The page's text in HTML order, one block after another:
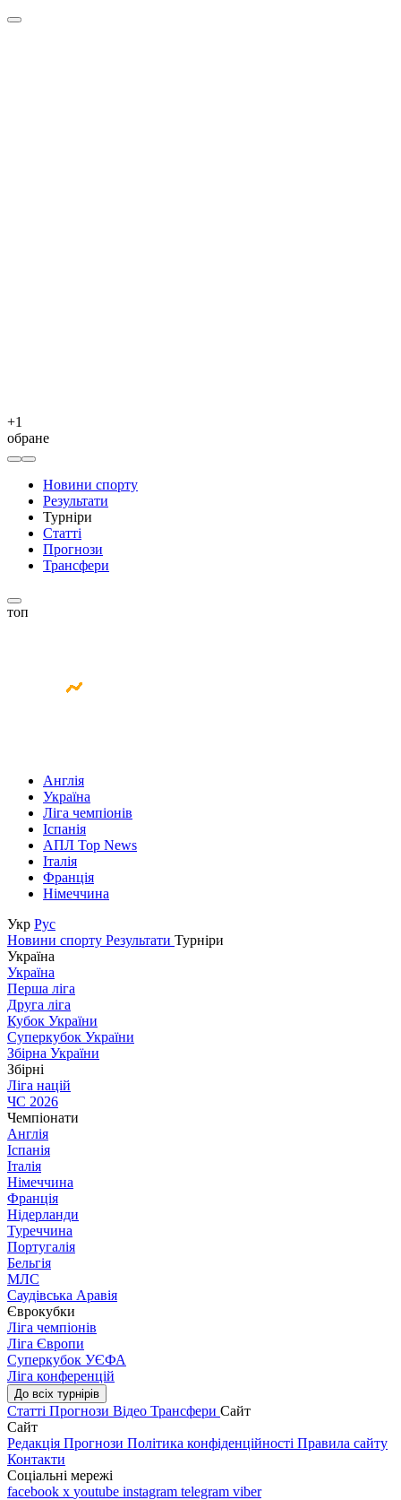
+1
обране
Новини спорту
Результати
Турніри
Статті
Прогнози
Трансфери
топ
Англія
Україна
Ліга чемпіонів
Іспанія
АПЛ Top News
Італія
Франція
Німеччина
Укр Рус
Новини спорту Результати Турніри
Україна
Україна
Перша ліга
Друга ліга
Кубок України
Суперкубок України
Збірна України
Збірні
Ліга націй
ЧС 2026
Чемпіонати
Англія
Іспанія
Італія
Німеччина
Франція
Нідерланди
Туреччина
Португалія
Бельгія
МЛС
Саудівська Аравія
Єврокубки
Ліга чемпіонів
Ліга Європи
Суперкубок УЄФА
Ліга конференцій
До всіх турнірів
Статті Прогнози Відео Трансфери Сайт
Сайт
Редакція Прогнози Політика конфіденційності Правила сайту
Контакти
Соціальні мережі
facebook x youtube instagram telegram viber